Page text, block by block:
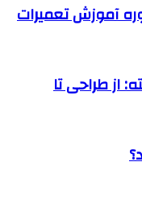
آموزش تعمیرات
از طراحی تا